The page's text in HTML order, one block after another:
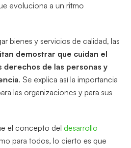
evoluciona a un ritmo
bienes y servicios de calidad, las
demostrar que cuidan el
derechos de las personas y
. Se explica así la importancia
las organizaciones y para sus
el concepto deldesarrollo
para todos, lo cierto es que